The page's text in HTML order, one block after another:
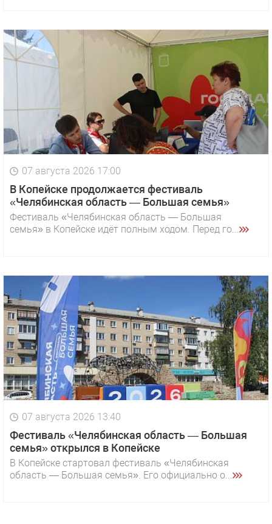
07 августа 2026 17:00
В Копейске продолжается фестиваль
«Челябинская область — Большая семья»
Фестиваль «Челябинская область — Большая
семья» в Копейске идёт полным ходом. Перед го...
07 августа 2026 13:40
Фестиваль «Челябинская область — Большая
семья» открылся в Копейске
В Копейске стартовал фестиваль «Челябинская
область — Большая семья». Его официально о...